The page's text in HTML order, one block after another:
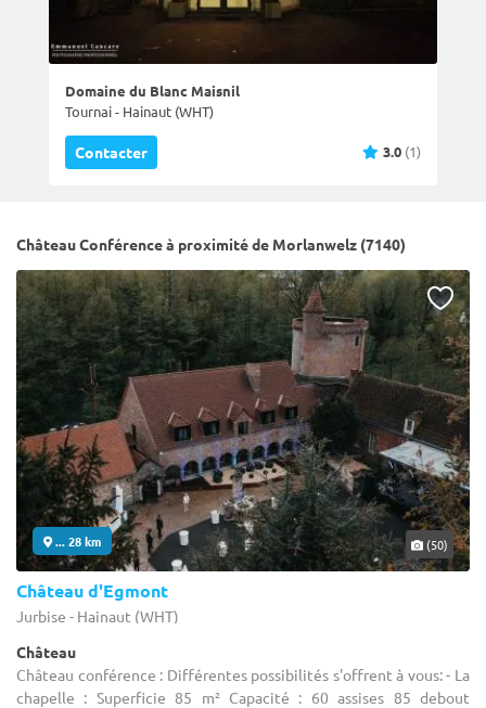
Domaine du Blanc Maisnil
Tournai - Hainaut (WHT)
Contacter 3.0 (1)
Château Conférence à proximité de Morlanwelz (7140)
... 28 km (50)
Château d'Egmont
Jurbise - Hainaut (WHT)
Château
Château conférence : Différentes possibilités s'offrent à vous: - La
chapelle : Superficie 85 m² Capacité : 60 assises 85 debout